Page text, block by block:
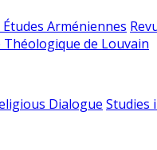
Études Arméniennes
Théologique de Louvain
Dialogue Studies